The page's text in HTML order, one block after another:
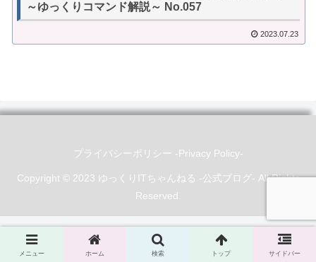
～ゆっくりコマンド解説～ No.057
2023.07.23
プライバシーポリシー -Privacy Policy-
Copyright © 2023 ゆっくりITちゃんねる -公式ブログ- All Rights
Reserved.
メニュー ホーム 検索 トップ サイドバー